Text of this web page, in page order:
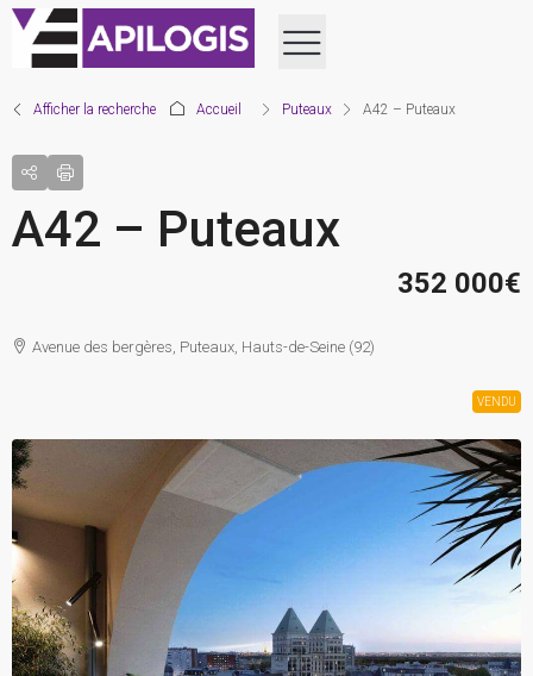
Afficher la recherche Accueil Puteaux A42 – Puteaux
A42 – Puteaux
352 000€
Avenue des bergères, Puteaux, Hauts-de-Seine (92)
VENDU